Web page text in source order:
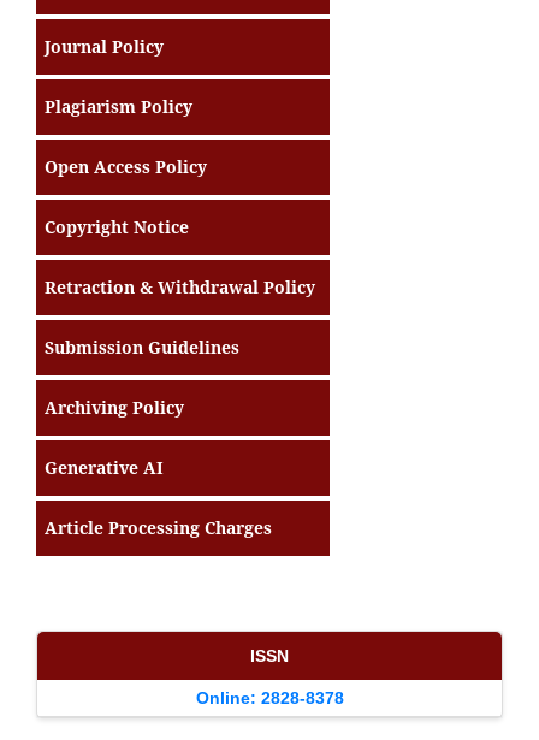
Journal Policy
Plagiarism Policy
Open Access Policy
Copyright Notice
Retraction & Withdrawal Policy
Submission Guidelines
Archiving Policy
Generative AI
Article Processing Charges
ISSN
Online: 2828-8378